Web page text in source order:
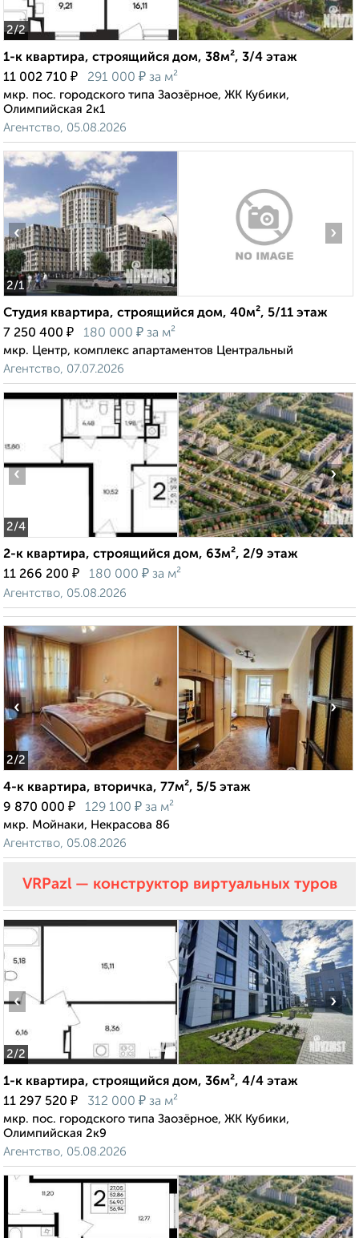
2/2
1-к квартира, строящийся дом, 38м², 3/4 этаж
11 002 710 ₽ 291 000 ₽ за м²
мкр. пос. городского типа Заозёрное, ЖК Кубики,
Олимпийская 2к1
Агентство, 05.08.2026
2/1
‹ ›
Студия квартира, строящийся дом, 40м², 5/11 этаж
7 250 400 ₽ 180 000 ₽ за м²
мкр. Центр, комплекс апартаментов Центральный
Агентство, 07.07.2026
2/4
‹ ›
2-к квартира, строящийся дом, 63м², 2/9 этаж
11 266 200 ₽ 180 000 ₽ за м²
Агентство, 05.08.2026
2/2
‹ ›
4-к квартира, вторичка, 77м², 5/5 этаж
9 870 000 ₽ 129 100 ₽ за м²
мкр. Мойнаки, Некрасова 86
Агентство, 05.08.2026
VRPazl — конструктор виртуальных туров
2/2
‹ ›
1-к квартира, строящийся дом, 36м², 4/4 этаж
11 297 520 ₽ 312 000 ₽ за м²
мкр. пос. городского типа Заозёрное, ЖК Кубики,
Олимпийская 2к9
Агентство, 05.08.2026